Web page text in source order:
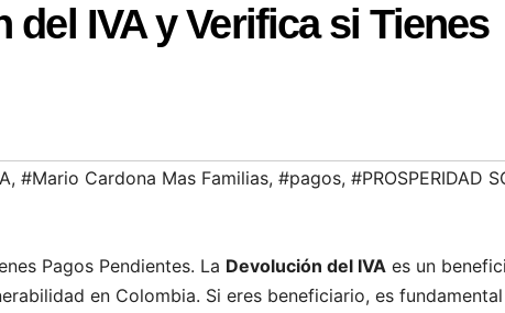
IVA y Verifica si Tienes
, #Mario Cardona Mas Familias, #pagos, #PROSPERIDAD
Pagos Pendientes. La Devolución del IVA es un
en Colombia. Si eres beneficiario, es